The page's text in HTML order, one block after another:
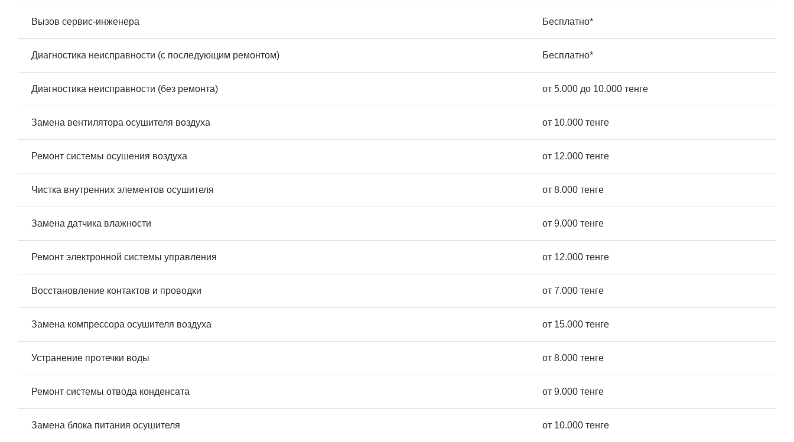
Вызов сервис-инженера Бесплатно*
Диагностика неисправности (с последующим ремонтом) Бесплатно*
Диагностика неисправности (без ремонта) от 5.000 до 10.000 тенге
Замена вентилятора осушителя воздуха от 10.000 тенге
Ремонт системы осушения воздуха от 12.000 тенге
Чистка внутренних элементов осушителя от 8.000 тенге
Замена датчика влажности от 9.000 тенге
Ремонт электронной системы управления от 12.000 тенге
Восстановление контактов и проводки от 7.000 тенге
Замена компрессора осушителя воздуха от 15.000 тенге
Устранение протечки воды от 8.000 тенге
Ремонт системы отвода конденсата от 9.000 тенге
Замена блока питания осушителя от 10.000 тенге